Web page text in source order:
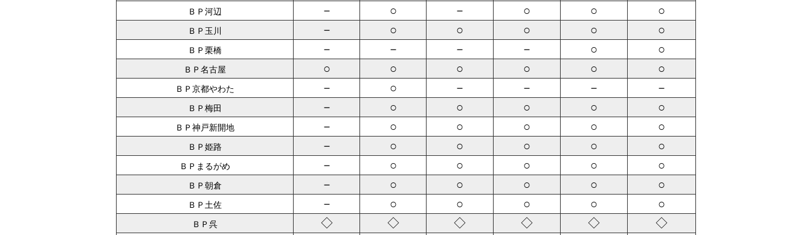
ＢＰ河辺 － ○ － ○ ○ ○
ＢＰ玉川 － ○ ○ ○ ○ ○
ＢＰ栗橋 － － － － ○ ○
ＢＰ名古屋 ○ ○ ○ ○ ○ ○
ＢＰ京都やわた － ○ － － － －
ＢＰ梅田 － ○ ○ ○ ○ ○
ＢＰ神戸新開地 － ○ ○ ○ ○ ○
ＢＰ姫路 － ○ ○ ○ ○ ○
ＢＰまるがめ － ○ ○ ○ ○ ○
ＢＰ朝倉 － ○ ○ ○ ○ ○
ＢＰ土佐 － ○ ○ ○ ○ ○
ＢＰ呉 ◇ ◇ ◇ ◇ ◇ ◇